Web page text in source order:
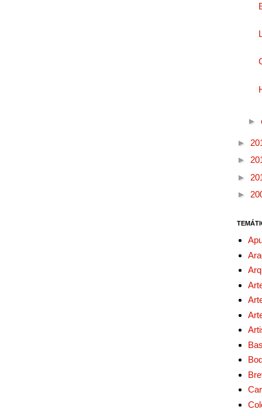
►
►
►
►
►